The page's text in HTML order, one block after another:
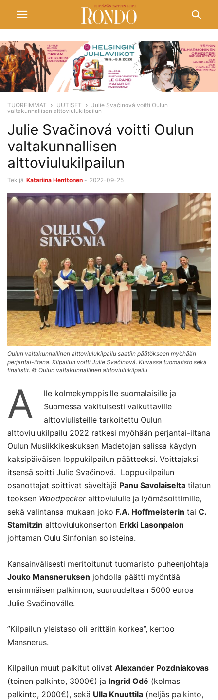
TUOREIMMAT UUTISET
Julie Svačinová voitti Oulun
valtakunnallisen alttoviulukilpailun
Julie Svačinová voitti Oulun
valtakunnallisen
alttoviulukilpailun
Tekijä Katariina Henttonen - 2022-09-25
Oulun valtakunnallinen alttoviulukilpailu saatiin päätökseen myöhään
perjantai-iltana. Kilpailun voitti Julie Svačinová. Kuvassa tuomaristo sekä
finalistit. © Oulun valtakunnallinen alttoviulukilpailu
A
lle kolmekymppisille suomalaisille ja
Suomessa vakituisesti vaikuttaville
alttoviulisteille tarkoitettu Oulun
alttoviulukilpailu 2022 ratkesi myöhään perjantai-iltana
Oulun Musiikkikeskuksen Madetojan salissa käydyn
kaksipäiväisen loppukilpailun päätteeksi. Voittajaksi
itsensä soitti Julie Svačinová. Loppukilpailun
osanottajat soittivat säveltäjä Panu Savolaiselta tilatun
teoksen Woodpeckeralttoviululle ja lyömäsoittimille,
sekä valintansa mukaan joko F.A. Hoffmeisterin tai C.
Stamitzin alttoviulukonserton Erkki Lasonpalon
johtaman Oulu Sinfonian solisteina.
Kansainvälisesti meritoitunut tuomaristo puheenjohtaja
Jouko Mansneruksen johdolla päätti myöntää
ensimmäisen palkinnon, suuruudeltaan 5000 euroa
Julie Svačinoválle.
”Kilpailun yleistaso oli erittäin korkea”, kertoo
Mansnerus.
Kilpailun muut palkitut olivat Alexander Pozdniakovas
(toinen palkinto, 3000€) ja Ingrid Odé (kolmas
palkinto, 2000€), sekä Ulla Knuuttila (neljäs palkinto,